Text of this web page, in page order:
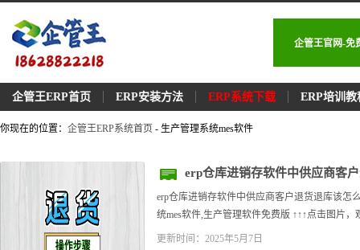
企管王官网-免
企管王ERP首页 ERP安装方法 ERP系统下载 ERP培训教
你现在的位置： 企管王ERP系统首页 - 生产管理系统mes软件
erp仓库进销存软件中供应商客
erp仓库进销存软件中供应商客户退货退库该怎
统mes软件,生产管理软件免费版 ↑↑↑点击图片
更新时间：2025年5月7日